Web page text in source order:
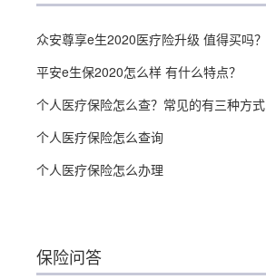
众安尊享e生2020医疗险升级 值得买吗？
平安e生保2020怎么样 有什么特点？
个人医疗保险怎么查？常见的有三种方式
个人医疗保险怎么查询
个人医疗保险怎么办理
保险问答